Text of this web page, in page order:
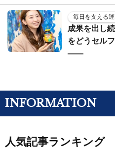
毎日を支える
成果を出し
をどうセル
——
INFORMATION
人気記事ランキング